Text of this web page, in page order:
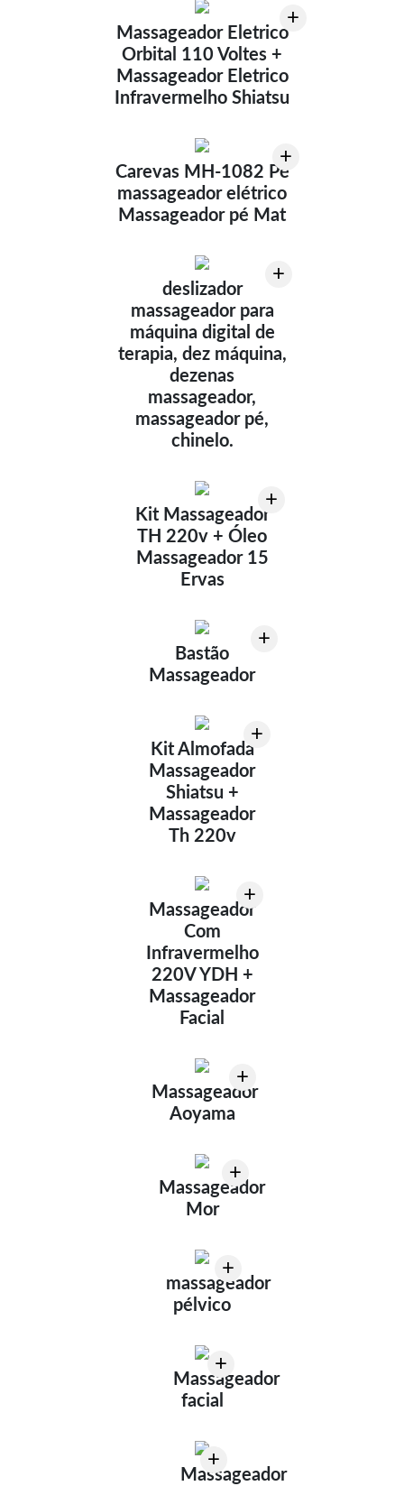
+
Massageador Eletrico
Orbital 110 Voltes +
Massageador Eletrico
Infravermelho Shiatsu
+
Carevas MH-1082 Pé
massageador elétrico
Massageador pé Mat
+
deslizador
massageador para
máquina digital de
terapia, dez máquina,
dezenas
massageador,
massageador pé,
chinelo.
+
Kit Massageador
TH 220v + Óleo
Massageador 15
Ervas
+
Bastão
Massageador
+
Kit Almofada
Massageador
Shiatsu +
Massageador
Th 220v
+
Massageador
Com
Infravermelho
220V YDH +
Massageador
Facial
+
Massageador
Aoyama
+
Massageador
Mor
+
massageador
pélvico
+
Massageador
facial
+
Massageador